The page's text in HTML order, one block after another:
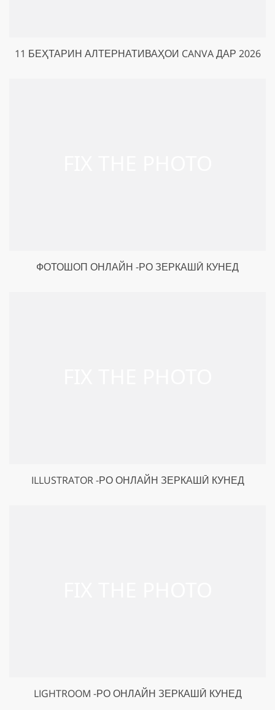
11 БЕҲТАРИН АЛТЕРНАТИВАҲОИ CANVA ДАР 2026
ФОТОШОП ОНЛАЙН -РО ЗЕРКАШӢ КУНЕД
ILLUSTRATOR -РО ОНЛАЙН ЗЕРКАШӢ КУНЕД
LIGHTROOM -РО ОНЛАЙН ЗЕРКАШӢ КУНЕД